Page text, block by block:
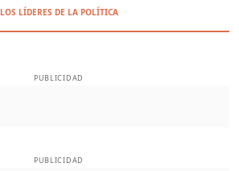
LOS LÍDERES DE LA POLÍTICA
PUBLICIDAD
PUBLICIDAD